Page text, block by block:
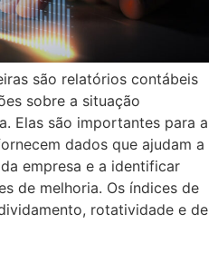
são relatórios contábeis
sobre a situação
Elas são importantes para a
dados que ajudam a
empresa e a identificar
de melhoria. Os índices de
rotatividade e de